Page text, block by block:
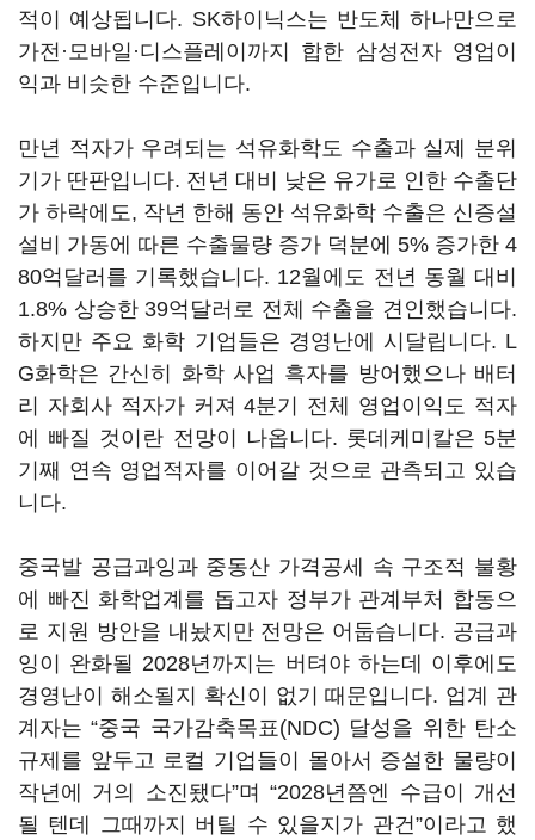
적이 예상됩니다. SK하이닉스는 반도체 하나만으로
가전·모바일·디스플레이까지 합한 삼성전자 영업이
익과 비슷한 수준입니다.
만년 적자가 우려되는 석유화학도 수출과 실제 분위
기가 딴판입니다. 전년 대비 낮은 유가로 인한 수출단
가 하락에도, 작년 한해 동안 석유화학 수출은 신증설
설비 가동에 따른 수출물량 증가 덕분에 5% 증가한 4
80억달러를 기록했습니다. 12월에도 전년 동월 대비
1.8% 상승한 39억달러로 전체 수출을 견인했습니다.
하지만 주요 화학 기업들은 경영난에 시달립니다. L
G화학은 간신히 화학 사업 흑자를 방어했으나 배터
리 자회사 적자가 커져 4분기 전체 영업이익도 적자
에 빠질 것이란 전망이 나옵니다. 롯데케미칼은 5분
기째 연속 영업적자를 이어갈 것으로 관측되고 있습
니다.
중국발 공급과잉과 중동산 가격공세 속 구조적 불황
에 빠진 화학업계를 돕고자 정부가 관계부처 합동으
로 지원 방안을 내놨지만 전망은 어둡습니다. 공급과
잉이 완화될 2028년까지는 버텨야 하는데 이후에도
경영난이 해소될지 확신이 없기 때문입니다. 업계 관
계자는 “중국 국가감축목표(NDC) 달성을 위한 탄소
규제를 앞두고 로컬 기업들이 몰아서 증설한 물량이
작년에 거의 소진됐다”며 “2028년쯤엔 수급이 개선
될 텐데 그때까지 버틸 수 있을지가 관건”이라고 했